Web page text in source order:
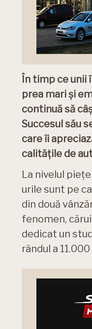
În timp ce unii
prea mari și
continuă să
Succesul său
care îi
calitățile de
La nivelul
urile sunt pe
din două
fenomen,
dedicat un
rândul a